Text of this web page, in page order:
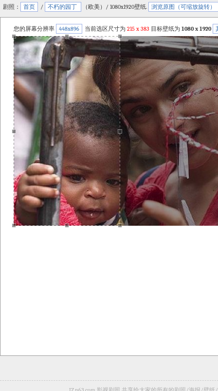
剧照： 首页 / 不朽的园丁 （欧美）/ 1080x1920壁纸. 浏览原图（可缩放旋转）
您的屏幕分辨率 448x896 当前选区尺寸为 215 x 383 目标壁纸为 1080 x 1920